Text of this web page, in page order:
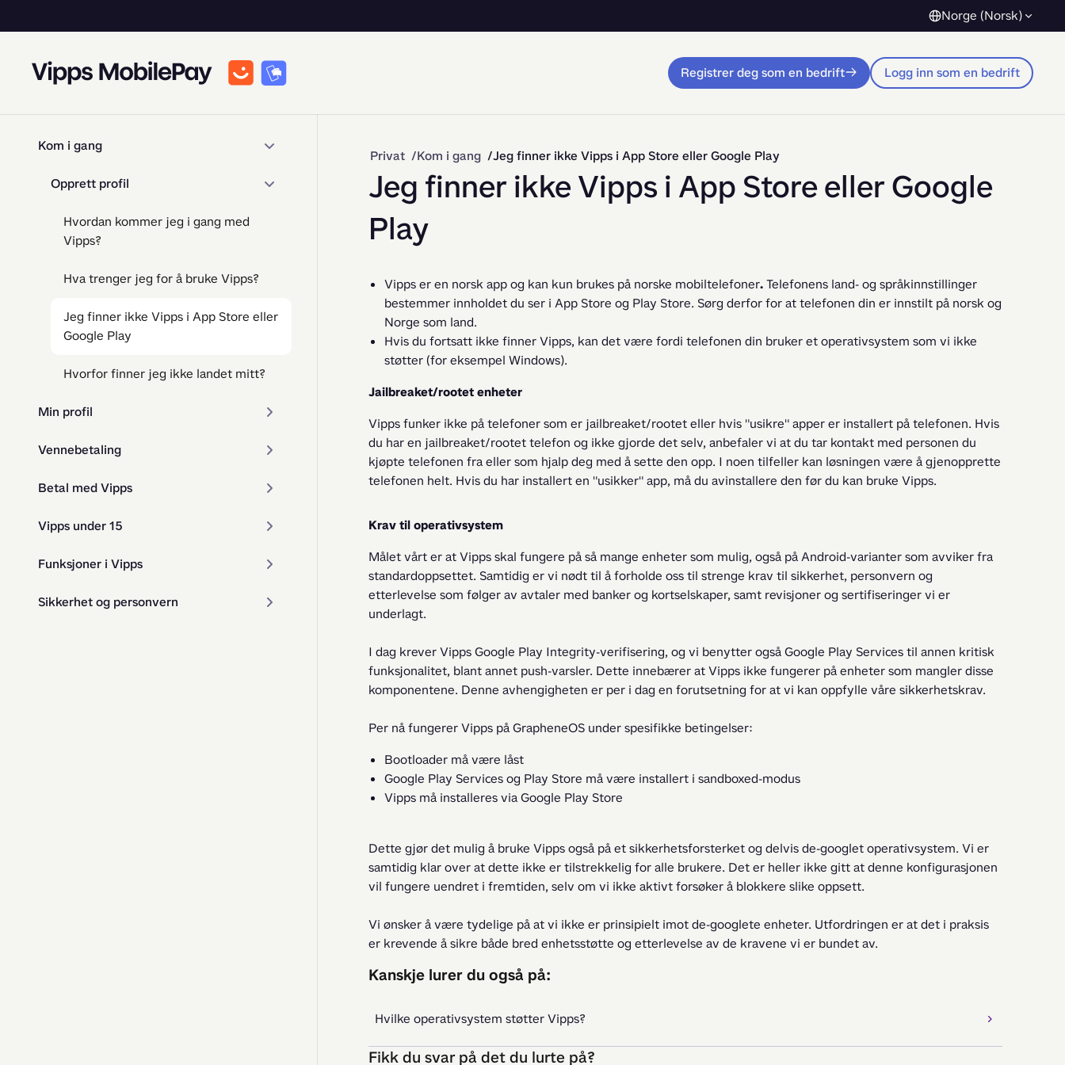
Norge (Norsk)
Registrer deg som en bedrift Logg inn som en bedrift
Kom i gang
Opprett profil
Hvordan kommer jeg i gang med
Vipps?
Hva trenger jeg for å bruke Vipps?
Jeg finner ikke Vipps i App Store eller
Google Play
Hvorfor finner jeg ikke landet mitt?
Min profil
Vennebetaling
Betal med Vipps
Vipps under 15
Funksjoner i Vipps
Sikkerhet og personvern
Privat Kom i gang Jeg finner ikke Vipps i App Store eller Google Play
Jeg finner ikke Vipps i App Store eller Google
Play
Vipps er en norsk app og kan kun brukes på norske mobiltelefoner.Telefonens land- og språkinnstillinger
bestemmer innholdet du ser i App Store og Play Store. Sørg derfor for at telefonen din er innstilt på norsk og
Norge som land.
Hvis du fortsatt ikke finner Vipps, kan det være fordi telefonen din bruker et operativsystem som vi ikke
støtter (for eksempel Windows).
Jailbreaket/rootet enheter
Vipps funker ikke på telefoner som er jailbreaket/rootet eller hvis "usikre" apper er installert på telefonen. Hvis
du har en jailbreaket/rootet telefon og ikke gjorde det selv, anbefaler vi at du tar kontakt med personen du
kjøpte telefonen fra eller som hjalp deg med å sette den opp. I noen tilfeller kan løsningen være å gjenopprette
telefonen helt. Hvis du har installert en "usikker" app, må du avinstallere den før du kan bruke Vipps.
Krav til operativsystem
Målet vårt er at Vipps skal fungere på så mange enheter som mulig, også på Android-varianter som avviker fra
standardoppsettet. Samtidig er vi nødt til å forholde oss til strenge krav til sikkerhet, personvern og
etterlevelse som følger av avtaler med banker og kortselskaper, samt revisjoner og sertifiseringer vi er
underlagt.
I dag krever Vipps Google Play Integrity-verifisering, og vi benytter også Google Play Services til annen kritisk
funksjonalitet, blant annet push-varsler. Dette innebærer at Vipps ikke fungerer på enheter som mangler disse
komponentene. Denne avhengigheten er per i dag en forutsetning for at vi kan oppfylle våre sikkerhetskrav.
Per nå fungerer Vipps på GrapheneOS under spesifikke betingelser:
Bootloader må være låst
Google Play Services og Play Store må være installert i sandboxed-modus
Vipps må installeres via Google Play Store
Dette gjør det mulig å bruke Vipps også på et sikkerhetsforsterket og delvis de-googlet operativsystem. Vi er
samtidig klar over at dette ikke er tilstrekkelig for alle brukere. Det er heller ikke gitt at denne konfigurasjonen
vil fungere uendret i fremtiden, selv om vi ikke aktivt forsøker å blokkere slike oppsett.
Vi ønsker å være tydelige på at vi ikke er prinsipielt imot de-googlete enheter. Utfordringen er at det i praksis
er krevende å sikre både bred enhetsstøtte og etterlevelse av de kravene vi er bundet av.
Kanskje lurer du også på:
Hvilke operativsystem støtter Vipps?
Fikk du svar på det du lurte på?